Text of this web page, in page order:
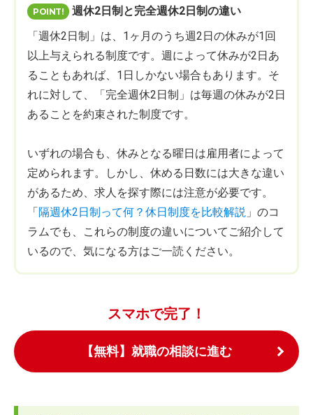
週休2日制と完全週休2日制の違い
「週休2日制」は、1ヶ月のうち週2日の休みが1回
以上与えられる制度です。週によって休みが2日あ
ることもあれば、1日しかない場合もあります。そ
れに対して、「完全週休2日制」は毎週の休みが2日
あることを約束された制度です。
いずれの場合も、休みとなる曜日は雇用者によって
定められます。しかし、休める日数には大きな違い
があるため、求人を探す際には注意が必要です。
「 隔週休2日制って何？休日制度を比較解説 」のコ
ラムでも、これらの制度の違いについてご紹介して
いるので、気になる方はご一読ください。
スマホで完了！
【無料】就職の相談に進む